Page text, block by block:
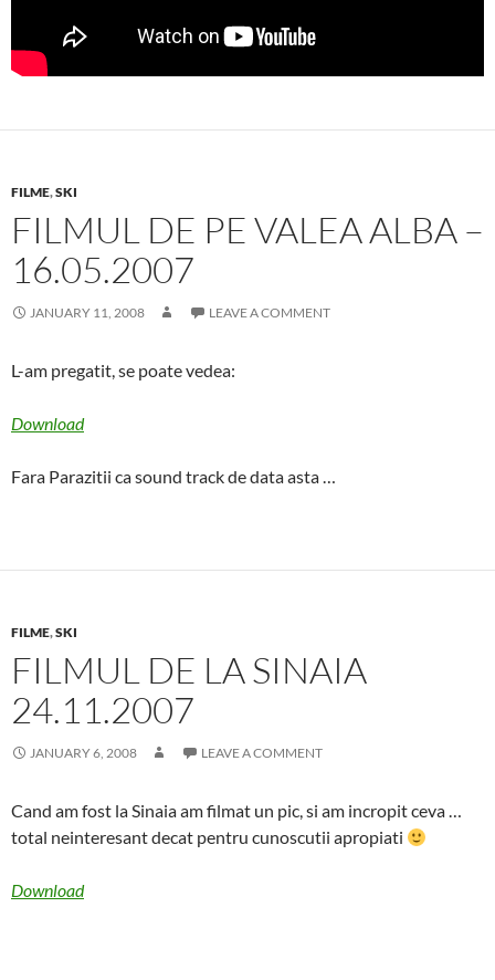
FILME,SKI
FILMUL DE PE VALEA ALBA –
16.05.2007
JANUARY 11, 2008 LEAVE A COMMENT
L-am pregatit, se poate vedea:
Download
Fara Parazitii ca sound track de data asta …
FILME,SKI
FILMUL DE LA SINAIA
24.11.2007
JANUARY 6, 2008 LEAVE A COMMENT
Cand am fost la Sinaia am filmat un pic, si am incropit ceva …
total neinteresant decat pentru cunoscutii apropiati
Download